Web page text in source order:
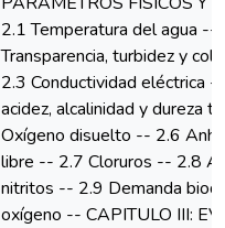
2.1 Temperatura del agua --
Transparencia, turbidez y
2.3 Conductividad eléctrica
acidez, alcalinidad y dureza
Oxígeno disuelto -- 2.6
libre -- 2.7 Cloruros -- 2.8
nitritos -- 2.9 Demanda
oxígeno -- CAPITULO III: